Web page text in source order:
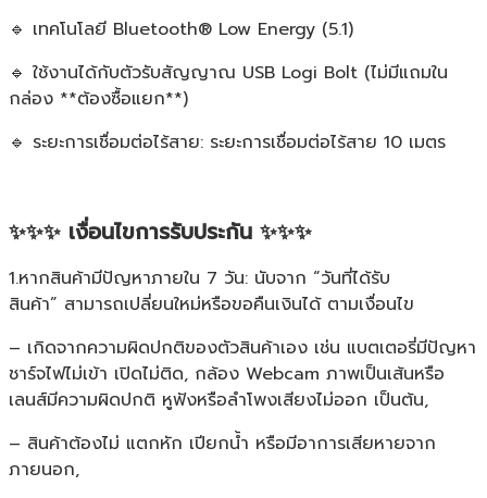
🔹 เทคโนโลยี Bluetooth® Low Energy (5.1)
🔹 ใช้งานได้กับตัวรับสัญญาณ USB Logi Bolt (ไม่มีแถมใน
กล่อง **ต้องซื้อแยก**)
🔹 ระยะการเชื่อมต่อไร้สาย: ระยะการเชื่อมต่อไร้สาย 10 เมตร
✨✨✨ เงื่อนไขการรับประกัน ✨✨✨
1.หากสินค้ามีปัญหาภายใน 7 วัน: นับจาก “วันที่ได้รับ
สินค้า” สามารถเปลี่ยนใหม่หรือขอคืนเงินได้ ตามเงื่อนไข
– เกิดจากความผิดปกติของตัวสินค้าเอง เช่น แบตเตอรี่มีปัญหา
ชาร์จไฟไม่เข้า เปิดไม่ติด, กล้อง Webcam ภาพเป็นเส้นหรือ
เลนส์มีความผิดปกติ หูฟังหรือลำโพงเสียงไม่ออก เป็นต้น,
– สินค้าต้องไม่ แตกหัก เปียกน้ำ หรือมีอาการเสียหายจาก
ภายนอก,